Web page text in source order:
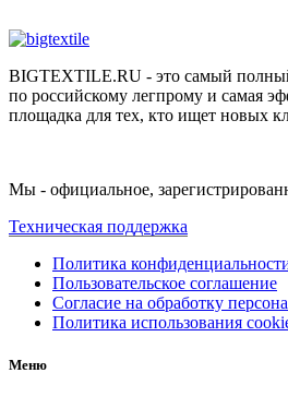
BIGTEXTILE.RU - это самый
по российскому легпрому и самая
площадка для тех, кто ищет новых
Мы - официальное,
Техническая поддержка
Политика
Пользовательское соглашение
Согласие на обработку
Политика использования
Меню